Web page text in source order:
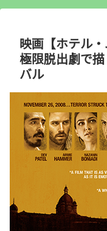
映画【ホテル
極限脱出劇で
バル